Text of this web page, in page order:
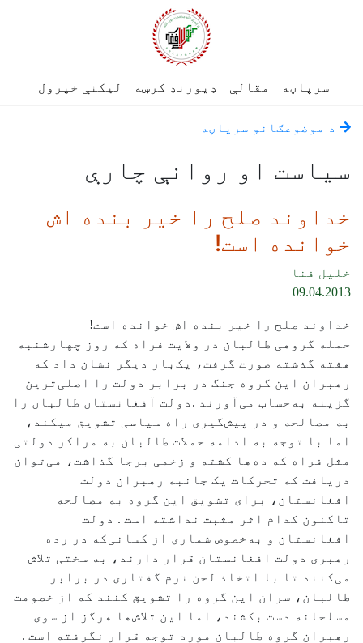
سرپاڼه مقالې ډیورنډ کرښه لیکنې خپرول
د موضوعګانو سرپاڼه
سياست او روانې چارې
خداوند صلح را خیر بنده اش
خوانده است!
خلیل فنا
09.04.2013
خداوند صلح را خیر بنده اش خوانده است!
حمله گروهی طالبان در ولایت فراه که روز چهارشنبه
هفته گذشته صورت گرفت، یک‌بار دیگر نشان داد که
رهبران این گروه جنگ در برابر دولت را اصلی‌ترین
گزینه به‌حساب می‌آورند .دولت آفغانستان طالبان را
به مصالحه و در پیش‌گیری راه سیاسی تشویق میکند،
اما با توجه به ادامه حملات طالبان به مراکز دولتی
مثل فراه که ده‌ها کشته و زخمی برجا گذاشت، می‌توان
دریافت که تحرکات یک جانبه رهبران دولت
افغانستان، برای تشویق این گروه به مصالحه
تاکنون کدام اثر مثبت نداشته است . دولت
افغانستان و به‌خصوص شماری از کسانی‌که در رده
رهبری دولت افغانستان قرار دارند، به سختی تلاش
می‌کنند تا با اتخاذ لحن نرم گفتاری در برابر
طالبان، سران این گروه را تشویق کنند که از خصومت
مسلحانه دست بکشند، اما این تلاش‌ها هرگز از سوی
رهبران گروه طالبان مورد توجه قرار نگرفته است .